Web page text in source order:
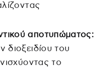
αποτυπώματος:
του
το